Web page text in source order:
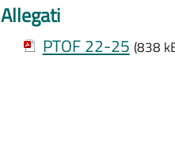
Allegati
PTOF 22-25 (838